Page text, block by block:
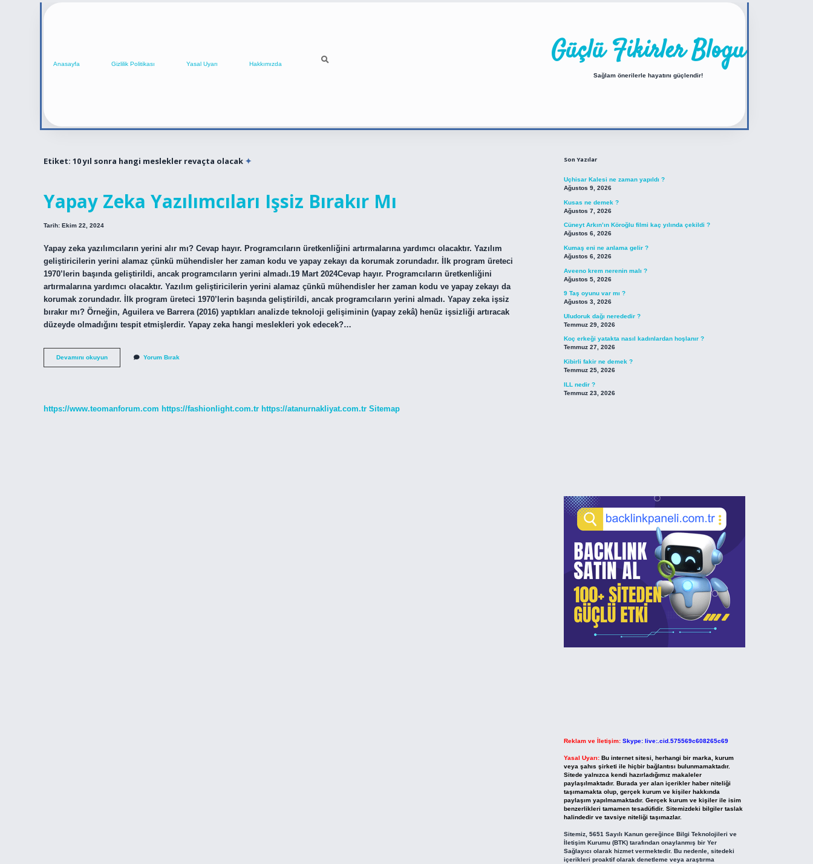
Anasayfa Gizlilik Politikası Yasal Uyarı Hakkımızda Güçlü Fikirler Blogu
Sağlam önerilerle hayatını güçlendir!
Etiket: 10 yıl sonra hangi meslekler revaçta olacak
Yapay Zeka Yazılımcıları Işsiz Bırakır Mı
Tarih: Ekim 22, 2024
Yapay zeka yazılımcıların yerini alır mı? Cevap hayır. Programcıların üretkenliğini artırmalarına yardımcı olacaktır. Yazılım
geliştiricilerin yerini alamaz çünkü mühendisler her zaman kodu ve yapay zekayı da korumak zorundadır. İlk program üreteci
1970’lerin başında geliştirildi, ancak programcıların yerini almadı.19 Mart 2024Cevap hayır. Programcıların üretkenliğini
artırmalarına yardımcı olacaktır. Yazılım geliştiricilerin yerini alamaz çünkü mühendisler her zaman kodu ve yapay zekayı da
korumak zorundadır. İlk program üreteci 1970’lerin başında geliştirildi, ancak programcıların yerini almadı. Yapay zeka işsiz
bırakır mı? Örneğin, Aguilera ve Barrera (2016) yaptıkları analizde teknoloji gelişiminin (yapay zekâ) henüz işsizliği artıracak
düzeyde olmadığını tespit etmişlerdir. Yapay zeka hangi meslekleri yok edecek?…
Devamını okuyunYapay
Zeka
Yorum Bırak
https://www.teomanforum.com https://fashionlight.com.tr https://atanurnakliyat.com.tr Sitemap
Son Yazılar
Uçhisar Kalesi ne zaman yapıldı ?
Ağustos 9, 2026
Kusas ne demek ?
Ağustos 7, 2026
Cüneyt Arkın’ın Köroğlu filmi kaç yılında çekildi ?
Ağustos 6, 2026
Kumaş eni ne anlama gelir ?
Ağustos 6, 2026
Aveeno krem nerenin malı ?
Ağustos 5, 2026
9 Taş oyunu var mı ?
Ağustos 3, 2026
Uludoruk dağı nerededir ?
Temmuz 29, 2026
Koç erkeği yatakta nasıl kadınlardan hoşlanır ?
Temmuz 27, 2026
Kibirli fakir ne demek ?
Temmuz 25, 2026
ILL nedir ?
Temmuz 23, 2026
Reklam ve İletişim: Skype: live:.cid.575569c608265c69
Yasal Uyarı: Bu internet sitesi, herhangi bir marka, kurum
veya şahıs şirketi ile hiçbir bağlantısı bulunmamaktadır.
Sitede yalnızca kendi hazırladığımız makaleler
paylaşılmaktadır. Burada yer alan içerikler haber niteliği
taşımamakta olup, gerçek kurum ve kişiler hakkında
paylaşım yapılmamaktadır. Gerçek kurum ve kişiler ile isim
benzerlikleri tamamen tesadüfidir. Sitemizdeki bilgiler taslak
halindedir ve tavsiye niteliği taşımazlar.
Sitemiz, 5651 Sayılı Kanun gereğince Bilgi Teknolojileri ve
İletişim Kurumu (BTK) tarafından onaylanmış bir Yer
Sağlayıcı olarak hizmet vermektedir. Bu nedenle, sitedeki
içerikleri proaktif olarak denetleme veya araştırma
https://betexper.live/